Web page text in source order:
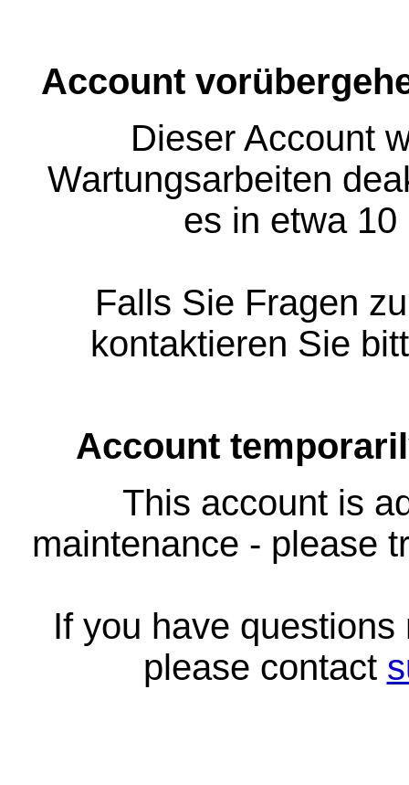
Account
Dieser Account
Wartungsarbeiten
es in etwa
Falls Sie Fragen
kontaktieren Sie
Account
This account is
maintenance - please
If you have
please contact